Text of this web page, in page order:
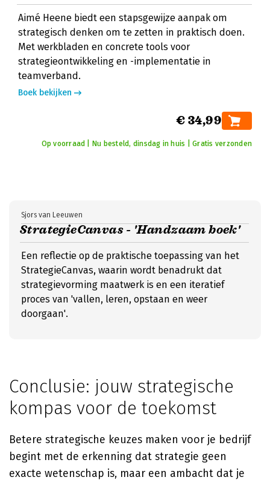
Aimé Heene biedt een stapsgewijze aanpak om
strategisch denken om te zetten in praktisch doen.
Met werkbladen en concrete tools voor
strategieontwikkeling en -implementatie in
teamverband.
Boek bekijken
€ 34,99
Op voorraad | Nu besteld, dinsdag in huis | Gratis verzonden
StrategieCanvas - 'Handzaam boek'
Sjors van Leeuwen
Een reflectie op de praktische toepassing van het
StrategieCanvas, waarin wordt benadrukt dat
strategievorming maatwerk is en een iteratief
proces van 'vallen, leren, opstaan en weer
doorgaan'.
Conclusie: jouw strategische
kompas voor de toekomst
Betere strategische keuzes maken voor je bedrijf
begint met de erkenning dat strategie geen
exacte wetenschap is, maar een ambacht dat je